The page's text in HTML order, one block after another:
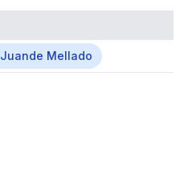
Juande Mellado